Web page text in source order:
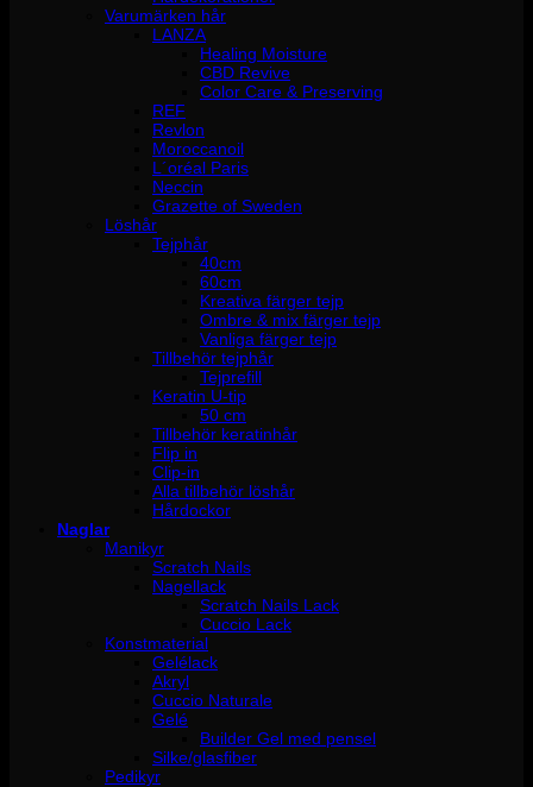
Varumärken hår
LANZA
Healing Moisture
CBD Revive
Color Care & Preserving
REF
Revlon
Moroccanoil
L´oréal Paris
Neccin
Grazette of Sweden
Löshår
Tejphår
40cm
60cm
Kreativa färger tejp
Ombre & mix färger tejp
Vanliga färger tejp
Tillbehör tejphår
Tejprefill
Keratin U-tip
50 cm
Tillbehör keratinhår
Flip in
Clip-in
Alla tillbehör löshår
Hårdockor
Naglar
Manikyr
Scratch Nails
Nagellack
Scratch Nails Lack
Cuccio Lack
Konstmaterial
Gelélack
Akryl
Cuccio Naturale
Gelé
Builder Gel med pensel
Silke/glasfiber
Pedikyr